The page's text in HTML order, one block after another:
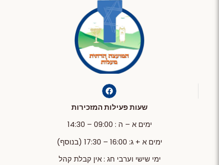
שעות פעילות המזכירות
ימים א – ה : 09:00 – 14:30
ימים א + ג: 16:00 – 17:30 (בנוסף)
ימי שישי וערבי חג : אין קבלת קהל